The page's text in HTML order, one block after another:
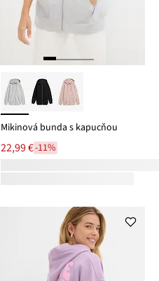
Mikinová bunda s kapucňou
22,99 €-11%